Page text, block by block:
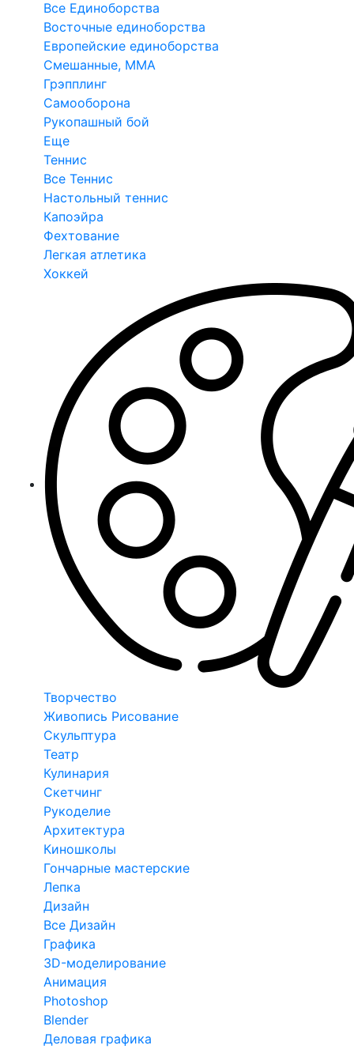
Все Единоборства
Восточные единоборства
Европейские единоборства
Смешанные, ММА
Грэпплинг
Самооборона
Рукопашный бой
Еще
Теннис
Все Теннис
Настольный теннис
Капоэйра
Фехтование
Легкая атлетика
Хоккей
Творчество
Живопись Рисование
Скульптура
Театр
Кулинария
Скетчинг
Рукоделие
Архитектура
Киношколы
Гончарные мастерские
Лепка
Дизайн
Все Дизайн
Графика
3D-моделирование
Анимация
Photoshop
Blender
Деловая графика